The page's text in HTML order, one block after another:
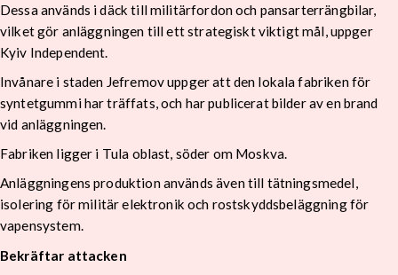
Dessa används i däck till militärfordon och pansarterrängbilar,
vilket gör anläggningen till ett strategiskt viktigt mål, uppger
Kyiv Independent.
Invånare i staden Jefremov uppger att den lokala fabriken för
syntetgummi har träffats, och har publicerat bilder av en brand
vid anläggningen.
Fabriken ligger i Tula oblast, söder om Moskva.
Anläggningens produktion används även till tätningsmedel,
isolering för militär elektronik och rostskyddsbeläggning för
vapensystem.
Bekräftar attacken